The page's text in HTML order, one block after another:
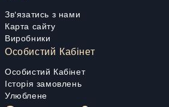
Зв'язатись з нами
Карта сайту
Виробники
Особистий Кабінет
Особистий Кабінет
Історія замовлень
Улюблене